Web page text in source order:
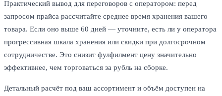
Практический вывод для переговоров с оператором: перед
запросом прайса рассчитайте среднее время хранения вашего
товара. Если оно выше 60 дней — уточните, есть ли у оператора
прогрессивная шкала хранения или скидки при долгосрочном
сотрудничестве. Это снизит фулфилмент цену значительно
эффективнее, чем торговаться за рубль на сборке.
Детальный расчёт под ваш ассортимент и объём доступен на